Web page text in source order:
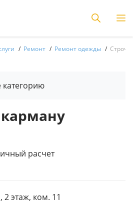
Ремонт Ремонт одежды
расчет
2 этаж, ком. 11